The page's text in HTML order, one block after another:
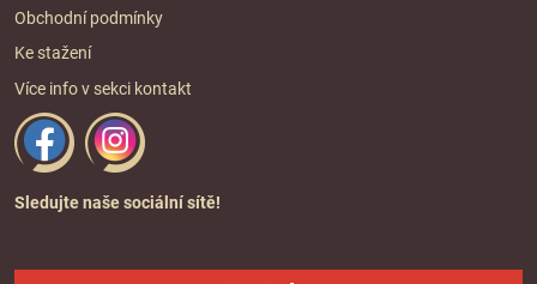
Obchodní podmínky
Ke stažení
Více info v sekci kontakt
Sledujte naše sociální sítě!